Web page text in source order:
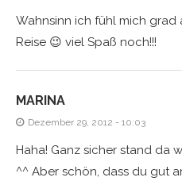
Wahnsinn ich fühl mich grad
Reise 😉 viel Spaß noch!!!
MARINA
Dezember 29, 2012 - 10:03
Haha! Ganz sicher stand da
^^ Aber schön, dass du gut